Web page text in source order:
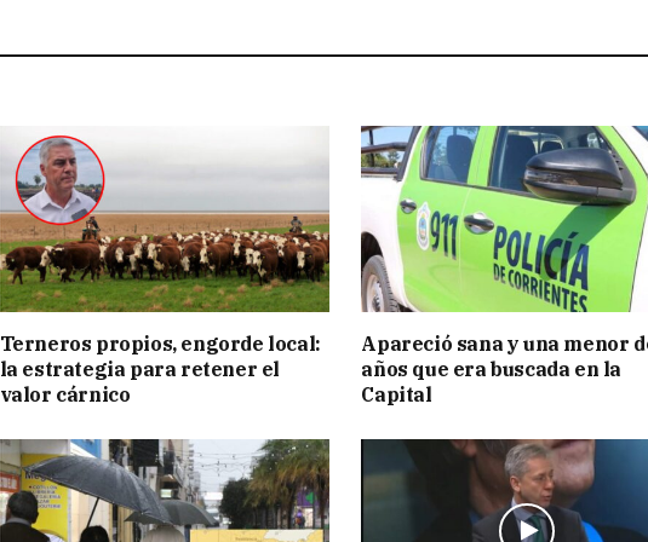
Terneros propios, engorde local:
la estrategia para retener el
valor cárnico
Apareció sana y una menor
años que era buscada en la
Capital